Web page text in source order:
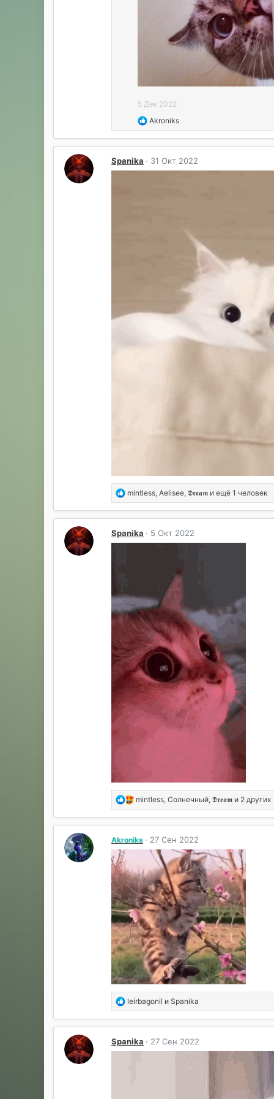
5 Дек 2022
Р
е
а
ц
Akroniks
Spanika 31 Окт 2022
Р
е
а
ц
mintless, Aelisee, 𝕯𝖗𝖊𝖆𝖒 и ещё 1 человек
Spanika 5 Окт 2022
Р
е
а
ц
:
mintless, Солнечный, 𝕯𝖗𝖊𝖆𝖒 и 2 других
Akroniks 27 Сен 2022
Р
е
а
ц
leirbagonil и Spanika
Spanika 27 Сен 2022